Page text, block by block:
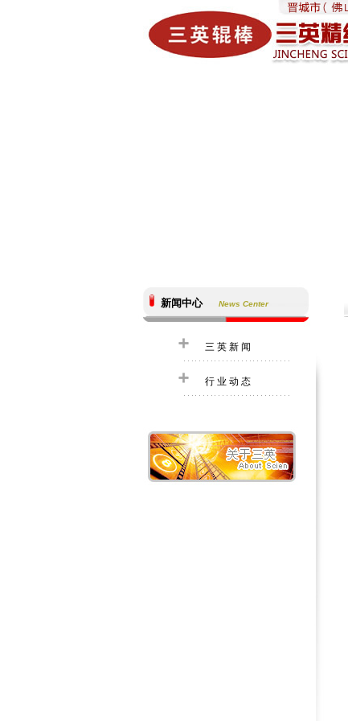
新闻中心 News Center
三英新闻
行业动态